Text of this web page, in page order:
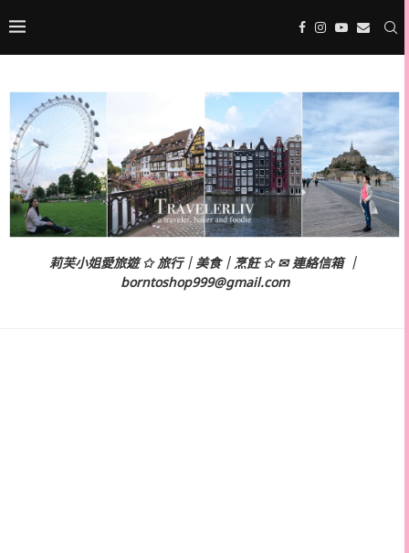
莉芙小姐愛旅遊 ✩ 旅行｜美食｜烹飪 ✩ ✉ 連絡信箱 ｜
borntoshop999@gmail.com